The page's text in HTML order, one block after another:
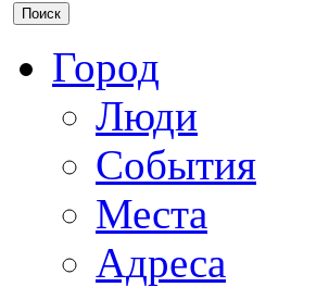
Город
Люди
События
Места
Адреса